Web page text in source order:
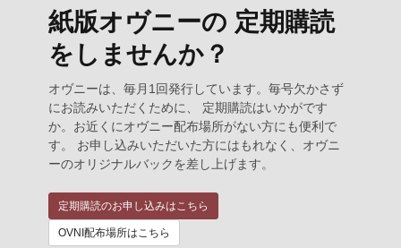
紙版オヴニーの 定期購読
をしませんか？
オヴニーは、毎月1回発行しています。毎号欠かさず
にお読みいただくために、 定期購読はいかがです
か。お近くにオヴニー配布場所がない方にも便利で
す。 お申し込みいただいた方にはもれなく、オヴニ
ーのオリジナルバックを差し上げます。
定期購読のお申し込みはこちら
OVNI配布場所はこちら